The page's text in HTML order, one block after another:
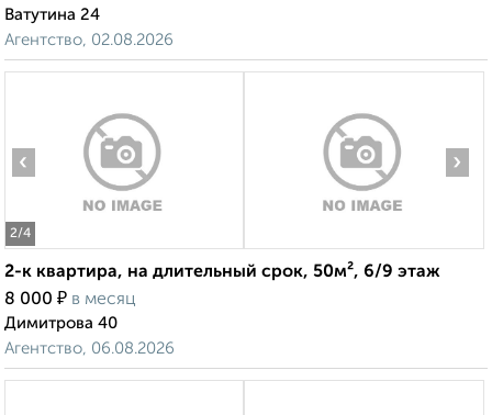
Ватутина 24
Агентство, 02.08.2026
2/4
‹ ›
2-к квартира, на длительный срок, 50м², 6/9 этаж
8 000 ₽ в месяц
Димитрова 40
Агентство, 06.08.2026